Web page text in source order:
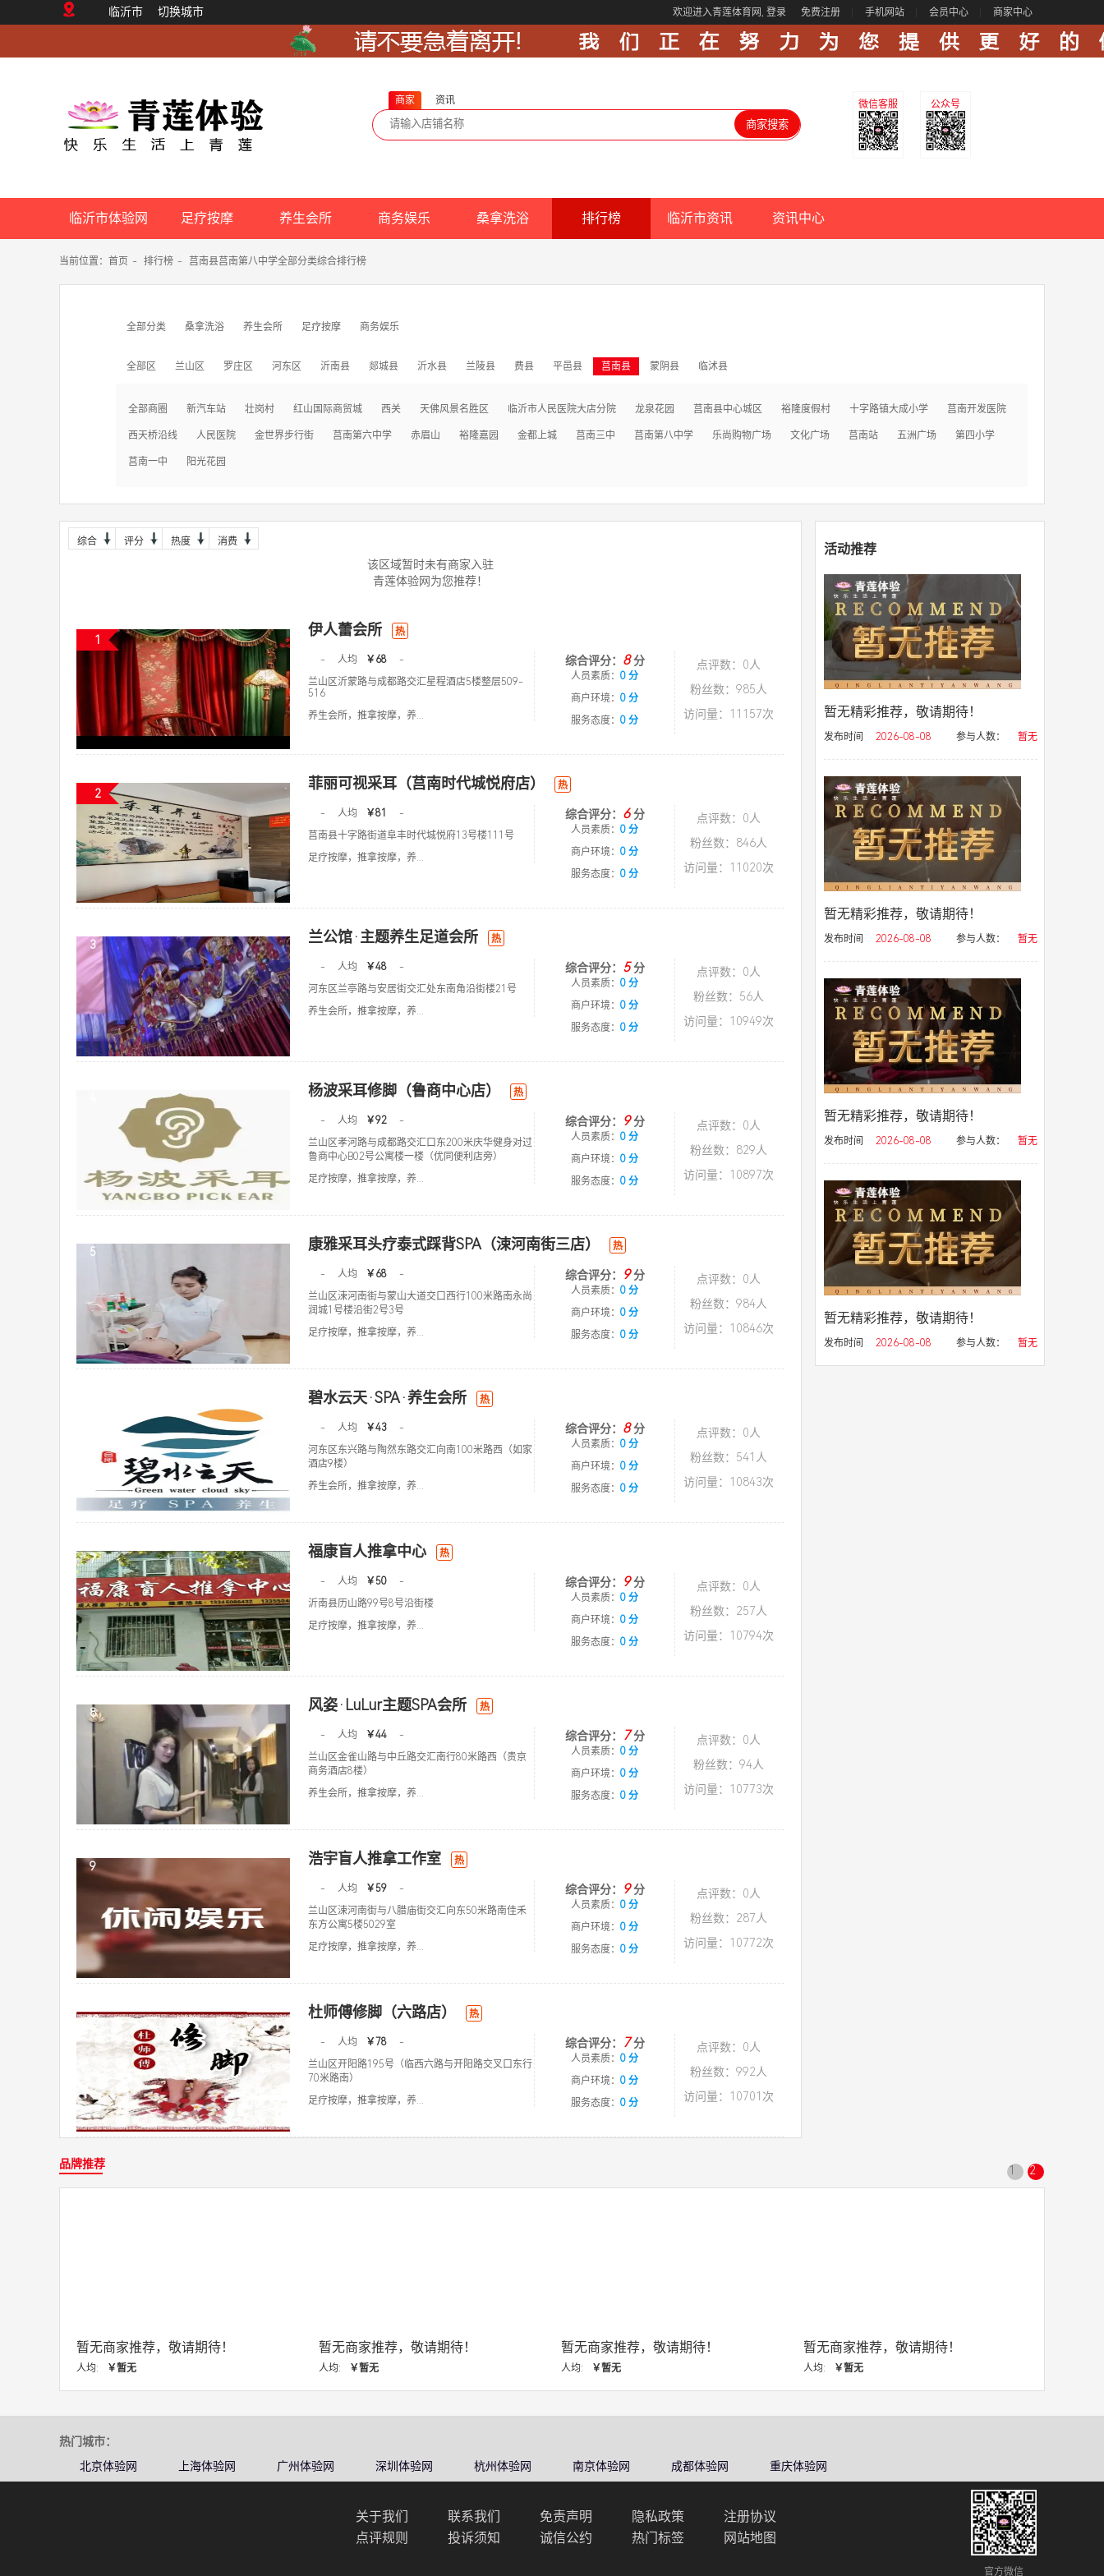
临沂市 切换城市 欢迎进入青莲体育网, 登录 免费注册 手机网站 会员中心 商家中心
商家 资讯 公众号
微信客服
临沂市体验网 足疗按摩 养生会所 商务娱乐 桑拿洗浴 排行榜 临沂市资讯 资讯中心
当前位置： 首页 - 排行榜 - 莒南县莒南第八中学全部分类综合排行榜
全部分类 桑拿洗浴 养生会所 足疗按摩 商务娱乐
全部区 兰山区 罗庄区 河东区 沂南县 郯城县 沂水县 兰陵县 费县 平邑县 莒南县 蒙阴县 临沭县
全部商圈 新汽车站 壮岗村 红山国际商贸城 西关 天佛风景名胜区 临沂市人民医院大店分院 龙泉花园 莒南县中心城区 裕隆度假村 十字路镇大成小学 莒南开发医院
西天桥沿线 人民医院 金世界步行街 莒南第六中学 赤眉山 裕隆嘉园 金都上城 莒南三中 莒南第八中学 乐尚购物广场 文化广场 莒南站 五洲广场 第四小学
莒南一中 阳光花园
综合 评分 热度 消费
该区域暂时未有商家入驻
青莲体验网为您推荐！
1
伊人蕾会所 热
- 人均 ￥68
-
兰山区沂蒙路与成都路交汇星程酒店5楼整层509-
516
养生会所，推拿按摩，养...
综合评分： 8分
人员素质： 0 分
商户环境： 0 分
服务态度： 0 分
点评数：0人
粉丝数：985人
访问量：11157次
2
菲丽可视采耳（莒南时代城悦府店） 热
- 人均 ￥81
-
莒南县十字路街道阜丰时代城悦府13号楼111号
足疗按摩，推拿按摩，养...
综合评分： 6分
人员素质： 0 分
商户环境： 0 分
服务态度： 0 分
点评数：0人
粉丝数：846人
访问量：11020次
3 兰公馆·主题养生足道会所 热
- 人均 ￥48
-
河东区兰亭路与安居街交汇处东南角沿街楼21号
养生会所，推拿按摩，养...
综合评分： 5分
人员素质： 0 分
商户环境： 0 分
服务态度： 0 分
点评数：0人
粉丝数：56人
访问量：10949次
杨波采耳修脚（鲁商中心店） 热
- 人均 ￥92
-
兰山区孝河路与成都路交汇口东200米庆华健身对过
鲁商中心B02号公寓楼一楼（优同便利店旁）
足疗按摩，推拿按摩，养...
综合评分： 9分
人员素质： 0 分
商户环境： 0 分
服务态度： 0 分
点评数：0人
粉丝数：829人
访问量：10897次
5 康雅采耳头疗泰式踩背SPA（涑河南街三店） 热
- 人均 ￥68
-
兰山区涑河南街与蒙山大道交口西行100米路南永尚
润城1号楼沿街2号3号
足疗按摩，推拿按摩，养...
综合评分： 9分
人员素质： 0 分
商户环境： 0 分
服务态度： 0 分
点评数：0人
粉丝数：984人
访问量：10846次
碧水云天·SPA·养生会所 热
- 人均 ￥43
-
河东区东兴路与陶然东路交汇向南100米路西（如家
酒店9楼）
养生会所，推拿按摩，养...
综合评分： 8分
人员素质： 0 分
商户环境： 0 分
服务态度： 0 分
点评数：0人
粉丝数：541人
访问量：10843次
7 福康盲人推拿中心 热
- 人均 ￥50
-
沂南县历山路99号8号沿街楼
足疗按摩，推拿按摩，养...
综合评分： 9分
人员素质： 0 分
商户环境： 0 分
服务态度： 0 分
点评数：0人
粉丝数：257人
访问量：10794次
8 风姿·LuLur主题SPA会所 热
- 人均 ￥44
-
兰山区金雀山路与中丘路交汇南行80米路西（贵京
商务酒店8楼）
养生会所，推拿按摩，养...
综合评分： 7分
人员素质： 0 分
商户环境： 0 分
服务态度： 0 分
点评数：0人
粉丝数：94人
访问量：10773次
9 浩宇盲人推拿工作室 热
- 人均 ￥59
-
兰山区涑河南街与八腊庙街交汇向东50米路南佳禾
东方公寓5楼5029室
足疗按摩，推拿按摩，养...
综合评分： 9分
人员素质： 0 分
商户环境： 0 分
服务态度： 0 分
点评数：0人
粉丝数：287人
访问量：10772次
10 杜师傅修脚（六路店） 热
- 人均 ￥78
-
兰山区开阳路195号（临西六路与开阳路交叉口东行
70米路南）
足疗按摩，推拿按摩，养...
综合评分： 7分
人员素质： 0 分
商户环境： 0 分
服务态度： 0 分
点评数：0人
粉丝数：992人
访问量：10701次
活动推荐
暂无精彩推荐，敬请期待！
发布时间 2026-08-08 参与人数： 暂无
暂无精彩推荐，敬请期待！
发布时间 2026-08-08 参与人数： 暂无
暂无精彩推荐，敬请期待！
发布时间 2026-08-08 参与人数： 暂无
暂无精彩推荐，敬请期待！
发布时间 2026-08-08 参与人数： 暂无
品牌推荐 1 2
暂无商家推荐，敬请期待！
人均: ￥暂无
暂无商家推荐，敬请期待！
人均: ￥暂无
暂无商家推荐，敬请期待！
人均: ￥暂无
暂无商家推荐，敬请期待！
人均: ￥暂无
热门城市：
北京体验网
上海体验网 广州体验网 深圳体验网 杭州体验网 南京体验网 成都体验网 重庆体验网
关于我们 联系我们 免责声明 隐私政策
注册协议
点评规则
投诉须知 诚信公约 热门标签 网站地图
官方微信